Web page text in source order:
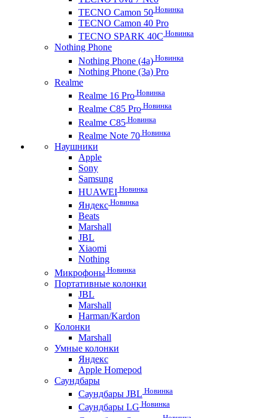
TECNO Camon 50 Новинка
TECNO Camon 40 Pro
TECNO SPARK 40C Новинка
Nothing Phone
Nothing Phone (4a) Новинка
Nothing Phone (3a) Pro
Realme
Realme 16 Pro Новинка
Realme C85 Pro Новинка
Realme C85 Новинка
Realme Note 70 Новинка
Наушники
Apple
Sony
Samsung
HUAWEI Новинка
Яндекс Новинка
Beats
Marshall
JBL
Xiaomi
Nothing
Микрофоны Новинка
Портативные колонки
JBL
Marshall
Harman/Kardon
Колонки
Marshall
Умные колонки
Яндекс
Apple Homepod
Саундбары
Саундбары JBL Новинка
Саундбары LG Новинка